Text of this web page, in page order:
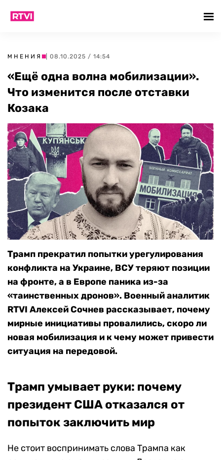
МНЕНИЯ | 08.10.2025 / 14:54
«Ещё одна волна мобилизации».
Что изменится после отставки
Козака
Трамп прекратил попытки урегулирования
конфликта на Украине, ВСУ теряют позиции
на фронте, а в Европе паника из-за
«таинственных дронов». Военный аналитик
RTVI Алексей Сочнев рассказывает, почему
мирные инициативы провалились, скоро ли
новая мобилизация и к чему может привести
ситуация на передовой.
Трамп умывает руки: почему
президент США отказался от
попыток заключить мир
Не стоит воспринимать слова Трампа как